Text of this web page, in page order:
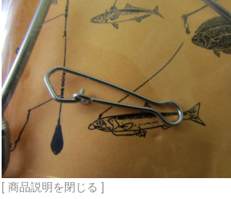
[ 商品説明を閉じる ]